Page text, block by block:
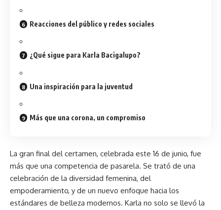
Reacciones del público y redes sociales
¿Qué sigue para Karla Bacigalupo?
Una inspiración para la juventud
Más que una corona, un compromiso
La gran final del certamen, celebrada este 16 de junio, fue
más que una competencia de pasarela. Se trató de una
celebración de la diversidad femenina, del
empoderamiento, y de un nuevo enfoque hacia los
estándares de belleza modernos. Karla no solo se llevó la